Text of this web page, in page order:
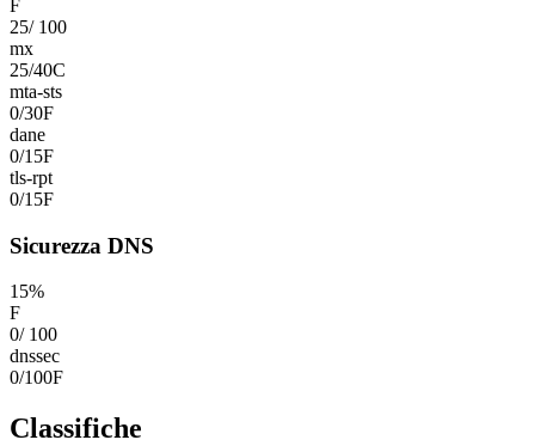
F
25/ 100
mx
25/40C
mta-sts
0/30F
dane
0/15F
tls-rpt
0/15F
Sicurezza DNS
15%
F
0/ 100
dnssec
0/100F
Classifiche